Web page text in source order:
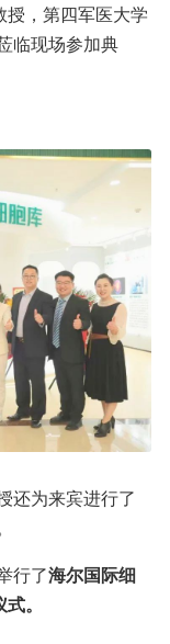
，第四军医大学
临现场参加典
还为来宾进行了
行了海尔国际细
。